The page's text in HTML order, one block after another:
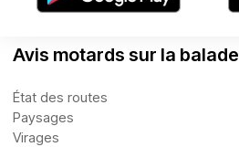
Avis motards sur la balade
État des routes
Paysages
Virages